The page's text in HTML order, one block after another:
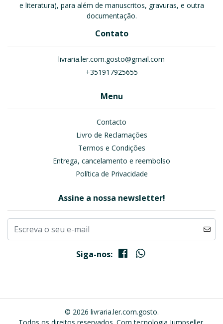
e literatura), para além de manuscritos, gravuras, e outra
documentação.
Contato
livraria.ler.com.gosto@gmail.com
+351917925655
Menu
Contacto
Livro de Reclamações
Termos e Condições
Entrega, cancelamento e reembolso
Política de Privacidade
Assine a nossa newsletter!
Siga-nos:
© 2026 livraria.ler.com.gosto.